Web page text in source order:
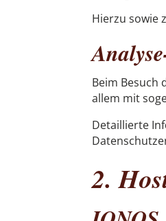
Hierzu sowie
Beim Besuch
allem mit
Detaillierte
2.